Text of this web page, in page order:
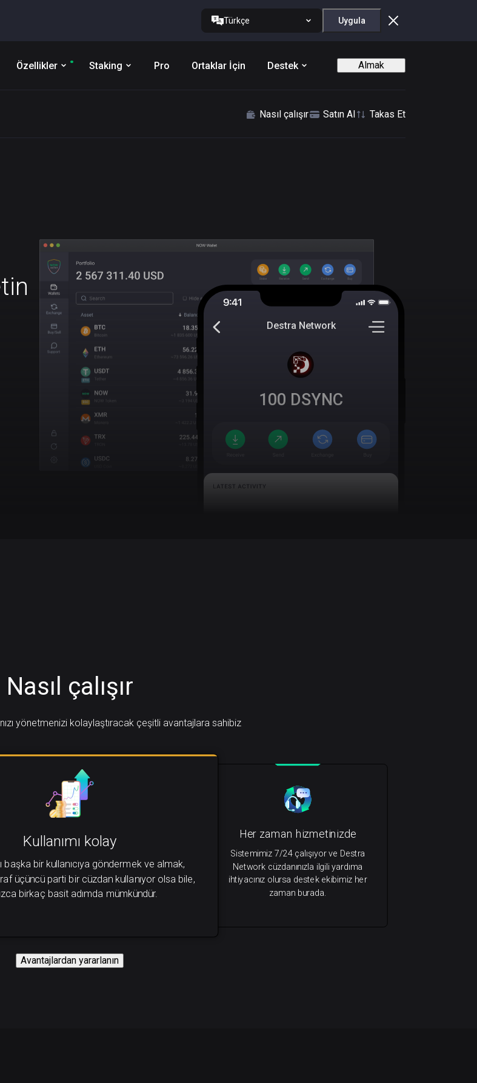
Türkçe Uygula
Özellikler Staking Pro Ortaklar İçin Destek Almak
Nasıl çalışır Satın Al Takas Et
Destra Network
100 DSYNC
Nasıl çalışır
yönetmenizi kolaylaştıracak çeşitli avantajlara sahibiz
Kullanımı kolay
başka bir kullanıcıya göndermek ve almak,
üçüncü parti bir cüzdan kullanıyor olsa bile,
birkaç basit adımda mümkündür.
Her zaman hizmetinizde
Sistemimiz 7/24 çalışıyor ve Destra
Network cüzdanınızla ilgili yardıma
ihtiyacınız olursa destek ekibimiz her
zaman burada.
Avantajlardan yararlanın